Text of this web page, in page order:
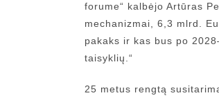
forume“ kalbėjo Artūras
mechanizmai, 6,3 mlrd.
pakaks ir kas bus po
taisyklių.“
25 metus rengtą